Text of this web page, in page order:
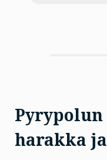
harakka